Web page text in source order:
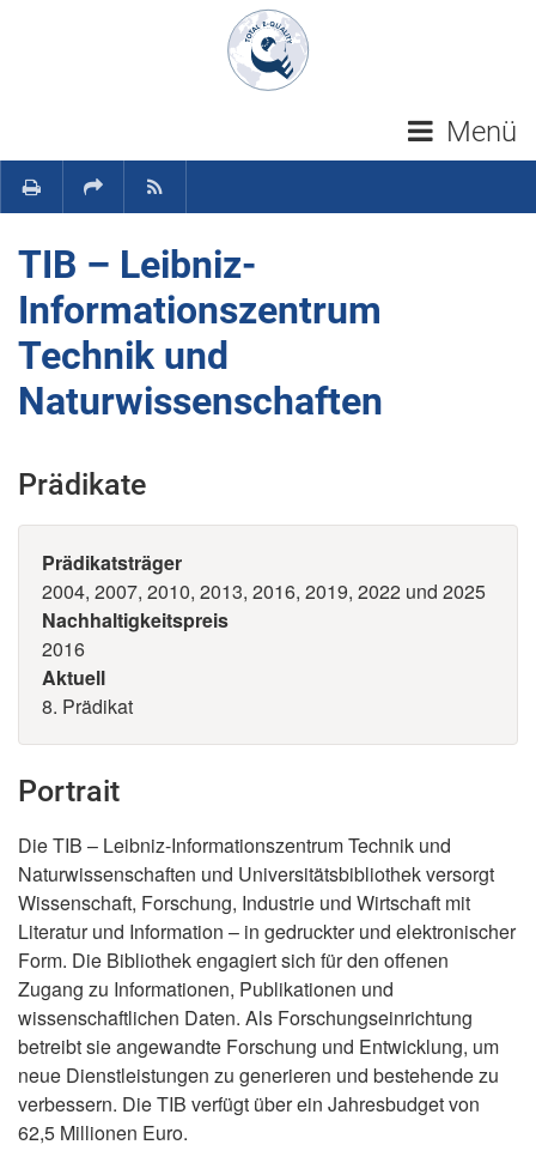
Navigation überspringen
Menü
TIB – Leibniz-
Informationszentrum
Technik und
Naturwissenschaften
Prädikate
Prädikatsträger
2004, 2007, 2010, 2013, 2016, 2019, 2022 und 2025
Nachhaltigkeitspreis
2016
Aktuell
8. Prädikat
Portrait
Die TIB – Leibniz-Informationszentrum Technik und
Naturwissenschaften und Universitätsbibliothek versorgt
Wissenschaft, Forschung, Industrie und Wirtschaft mit
Literatur und Information – in gedruckter und elektronischer
Form. Die Bibliothek engagiert sich für den offenen
Zugang zu Informationen, Publikationen und
wissenschaftlichen Daten. Als Forschungseinrichtung
betreibt sie angewandte Forschung und Entwicklung, um
neue Dienstleistungen zu generieren und bestehende zu
verbessern. Die TIB verfügt über ein Jahresbudget von
62,5 Millionen Euro.